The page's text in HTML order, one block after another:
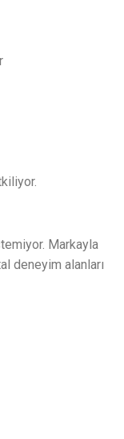
Markayla
deneyim alanları